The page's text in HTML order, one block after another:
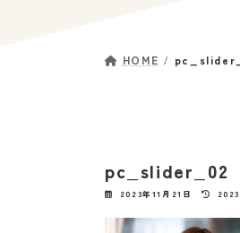
HOME
pc_slider_02
2023年11月21日
最
更